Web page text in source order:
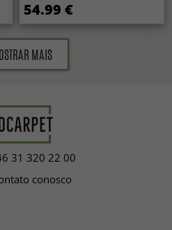
54.99 €
MAIS
31 320 22 00
conosco